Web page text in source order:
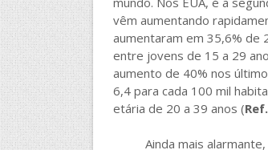
vêm aumentando
aumentaram em 35,6% de
entre jovens de 15 a 29
aumento de 40% nos
6,4 para cada 100 mil
etária de 20 a 39 anos (
Ainda mais alarmante,